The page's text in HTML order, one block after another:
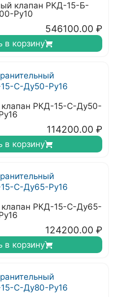
клапан РКД-15-Б-
Ру10
546100.00 ₽
в корзину
клапан РКД-15-С-Ду50-
114200.00 ₽
в корзину
клапан РКД-15-С-Ду65-
124200.00 ₽
в корзину